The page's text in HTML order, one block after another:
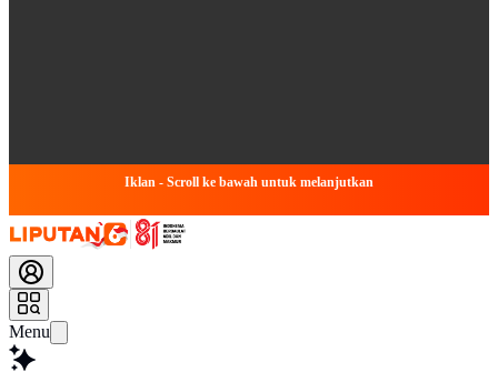
Iklan - Scroll ke bawah untuk melanjutkan
Menu